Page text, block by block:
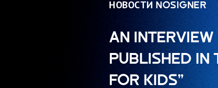
НОВОСТИ NOSIGNER
AN INTERVIEW
PUBLISHED IN
FOR KIDS”